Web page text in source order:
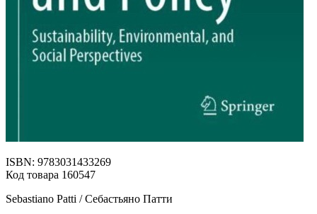
ISBN: 9783031433269
Код товара 160547
Sebastiano Patti / Себастьяно Патти